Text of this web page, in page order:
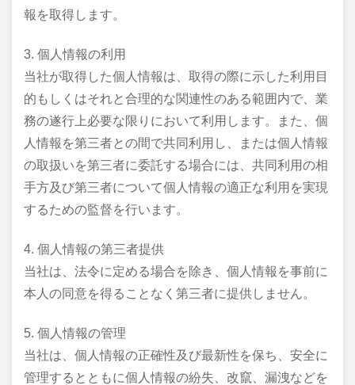
報を取得します。
3. 個人情報の利用
当社が取得した個人情報は、取得の際に示した利用目
的もしくはそれと合理的な関連性のある範囲内で、業
務の遂行上必要な限りにおいて利用します。また、個
人情報を第三者との間で共同利用し、または個人情報
の取扱いを第三者に委託する場合には、共同利用の相
手方及び第三者について個人情報の適正な利用を実現
するための監督を行います。
4. 個人情報の第三者提供
当社は、法令に定める場合を除き、個人情報を事前に
本人の同意を得ることなく第三者に提供しません。
5. 個人情報の管理
当社は、個人情報の正確性及び最新性を保ち、安全に
管理するとともに個人情報の紛失、改竄、漏洩などを